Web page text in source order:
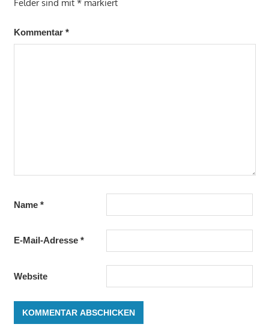
Felder sind mit *markiert
Kommentar *
Name *
E-Mail-Adresse *
Website